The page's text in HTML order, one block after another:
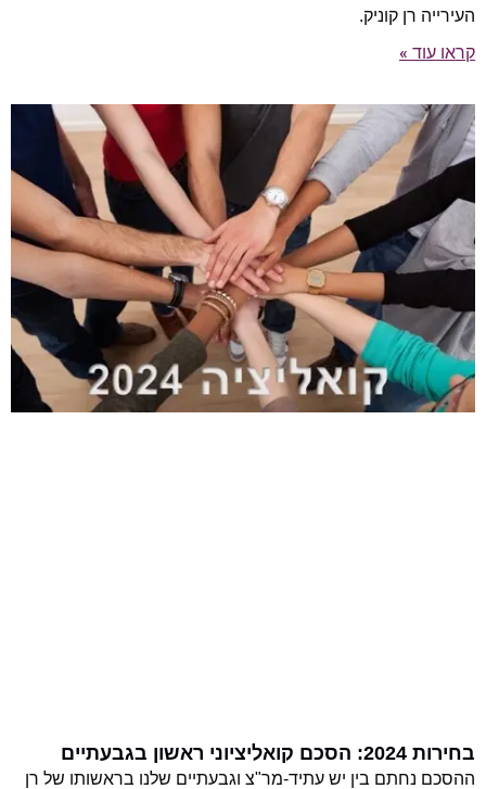
העירייה רן קוניק.
קראו עוד »
בחירות 2024: הסכם קואליציוני ראשון בגבעתיים
ההסכם נחתם בין יש עתיד-מר"צ וגבעתיים שלנו בראשותו של רן